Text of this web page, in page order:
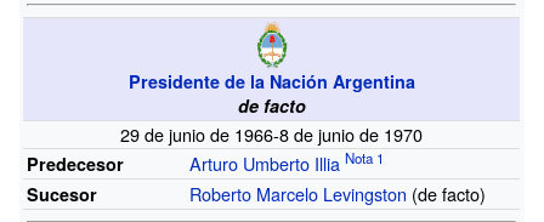
Presidente de la Nación Argentina
de facto
29 de junio de 1966-8 de junio de 1970
Predecesor Arturo Umberto Illia
Sucesor Roberto Marcelo Levingston (de facto)